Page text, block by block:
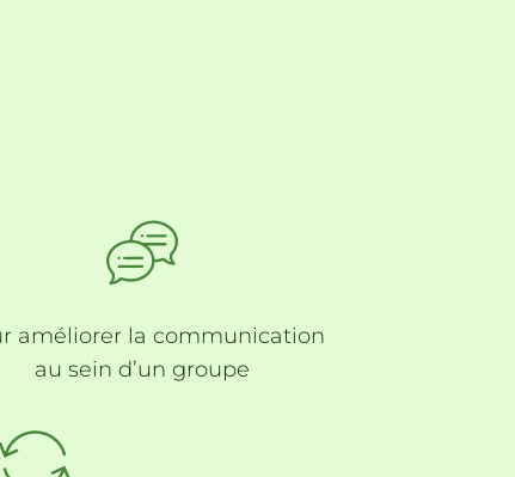
améliorer la communication
au sein d’un groupe